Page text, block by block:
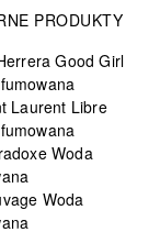
PRODUKTY
Good Girl
Laurent Libre
Woda
Woda